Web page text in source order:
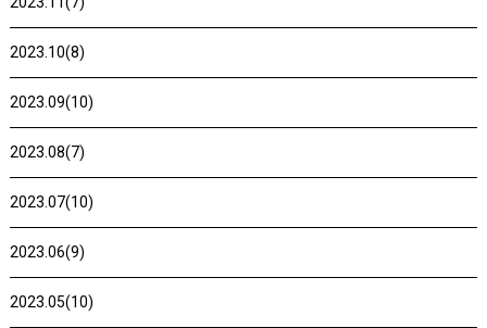
2023.10(8)
2023.09(10)
2023.08(7)
2023.07(10)
2023.06(9)
2023.05(10)